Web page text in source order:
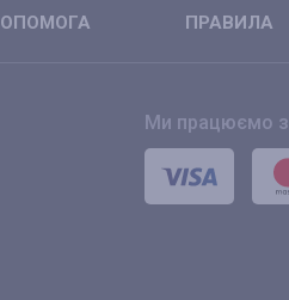
ПРАВИЛА
Ми працюємо з